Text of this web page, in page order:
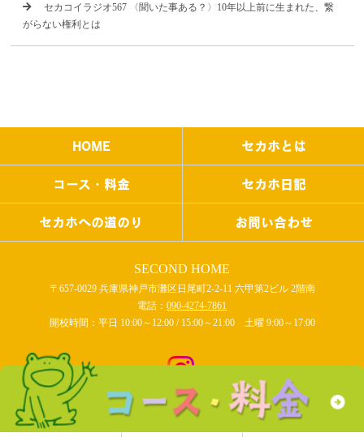
セカコイラジオ567 〈聞いた事ある？〉10年以上前に生まれた、繋
がらない権利とは
HOME セカホとは
コース・料金 セカホ日記
セカホへの道のり お問い合わせ
SECOND HOME
〒657-0029 兵庫県神戸市灘区日尾町2-2-11 六甲第2ビル 2階南
電話： 090-4274-7861
開校時間：平日 10:00～12:00 / 15:00～21:00 土曜 9:00～17:00
COPYRIGHT © SECOND HOME All rights reserved.